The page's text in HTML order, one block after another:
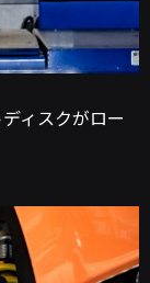
ィスクがロー